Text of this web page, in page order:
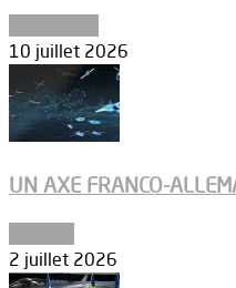
10 juillet 2026
UN AXE FRANCO-
2 juillet 2026